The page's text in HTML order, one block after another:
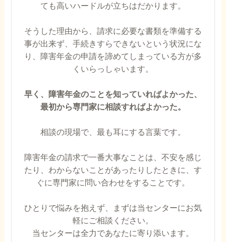
ても高いハードルが立ちはだかります。
そうした理由から、請求に必要な書類を準備する
事が出来ず、手続きすらできないという状況にな
り、障害年金の申請を諦めてしまっている方が多
くいらっしゃいます。
早く、障害年金のことを知っていればよかった、
最初から専門家に相談すればよかった。
相談の現場で、最も耳にする言葉です。
障害年金の請求で一番大事なことは、不安を感じ
たり、わからないことがあったりしたときに、す
ぐに専門家に問い合わせをすることです。
ひとりで悩みを抱えず、まずは当センターにお気
軽にご相談ください。
当センターは全力であなたに寄り添います。